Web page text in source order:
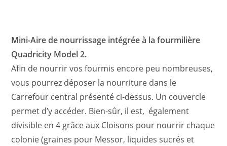
Mini-Aire de nourrissage intégrée à la fourmilière
Quadricity Model 2.
Afin de nourrir vos fourmis encore peu nombreuses,
vous pourrez déposer la nourriture dans le
Carrefour central présenté ci-dessus. Un couvercle
permet d’y accéder. Bien-sûr, il est, également
divisible en 4 grâce aux Cloisons pour nourrir chaque
colonie (graines pour Messor, liquides sucrés et